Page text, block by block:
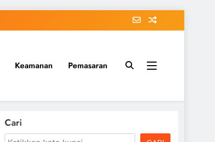
Keamanan Pemasaran
Cari